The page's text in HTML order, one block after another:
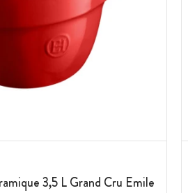
3,5 L Grand Cru Emile